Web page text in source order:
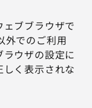
ェブブラウザで
外でのご利用
ラウザの設定に
しく表示されな